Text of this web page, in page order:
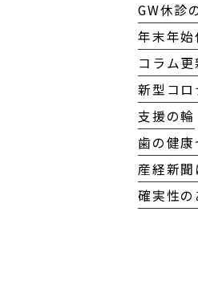
GW休診
年末年
コラム
支援の輪
産経新聞